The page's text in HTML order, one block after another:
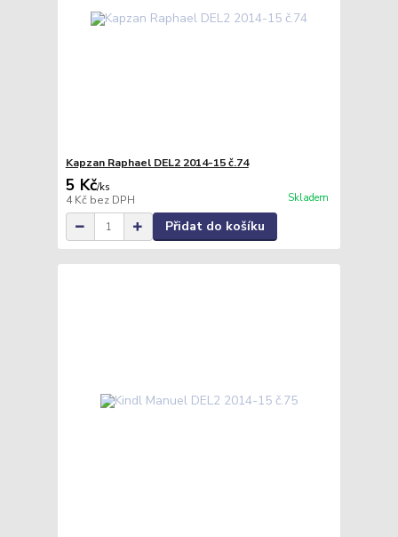
Kapzan Raphael DEL2 2014-15 č.74
5 Kč/ks
4 Kč bez DPH Skladem
Přidat do košíku